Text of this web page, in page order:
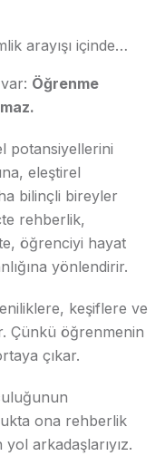
arayışı içinde…
Öğrenme
potansiyellerini
eleştirel
bilinçli bireyler
rehberlik,
öğrenciyi hayat
yönlendirir.
keşiflere ve
Çünkü öğrenmenin
çıkar.
ona rehberlik
arkadaşlarıyız.